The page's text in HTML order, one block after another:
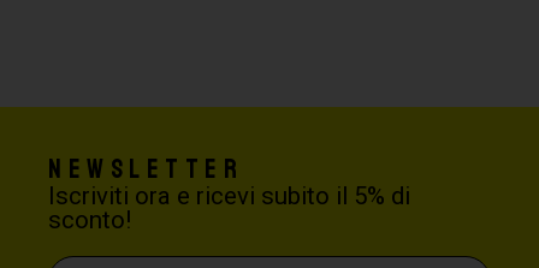
Newsletter
Iscriviti ora e ricevi subito il 5% di
sconto!